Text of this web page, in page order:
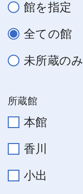
館を指定
全ての館
未所蔵のみ
所蔵館
本館
香川
小出